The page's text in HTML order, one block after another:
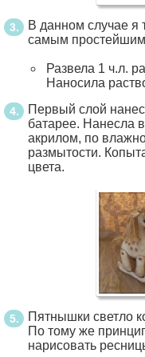
В данном случае я
самым
Развела 1 ч.л.
Наносила
Первый слой
батарее. Нанесла
акрилом, по
размытости.
цвета.
Пятнышки светло
По тому же
нарисовать